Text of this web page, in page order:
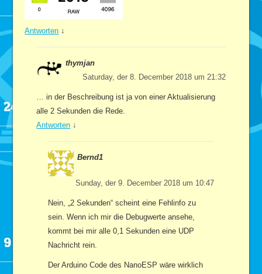
Antworten ↓
thymjan
Saturday, der 8. December 2018 um 21:32
… in der Beschreibung ist ja von einer Aktualisierung
alle 2 Sekunden die Rede.
Antworten ↓
Bernd1
Sunday, der 9. December 2018 um 10:47
Nein, „2 Sekunden“ scheint eine Fehlinfo zu
sein. Wenn ich mir die Debugwerte ansehe,
kommt bei mir alle 0,1 Sekunden eine UDP
Nachricht rein.
Der Arduino Code des NanoESP wäre wirklich